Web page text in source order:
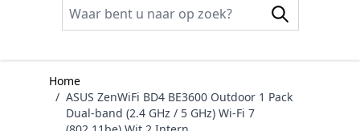
Home
/ ASUS ZenWiFi BD4 BE3600 Outdoor 1 Pack
Dual-band (2.4 GHz / 5 GHz) Wi-Fi 7